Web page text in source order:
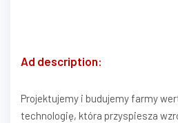
Ad description:
Projektujemy i budujemy farmy
technologię, która przyspiesza